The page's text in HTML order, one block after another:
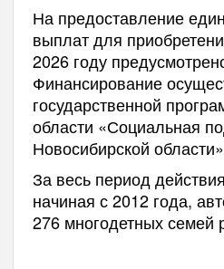
На предоставление
выплат для
2026 году
Финансирование
государственной
области «Социальная
Новосибирской
За весь период
начиная с 2012 года,
276 многодетных семей